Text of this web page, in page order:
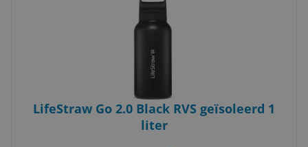
LifeStraw Go 2.0 Black RVS geïsoleerd 1
liter